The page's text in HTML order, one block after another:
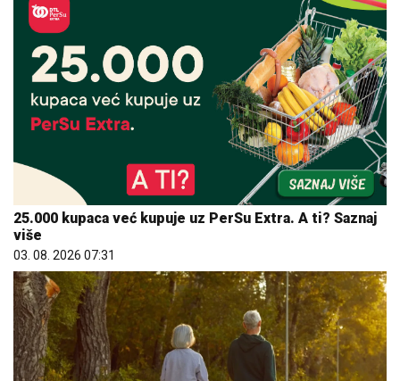
25.000 kupaca već kupuje uz PerSu Extra. A ti? Saznaj
više
03. 08. 2026 07:31